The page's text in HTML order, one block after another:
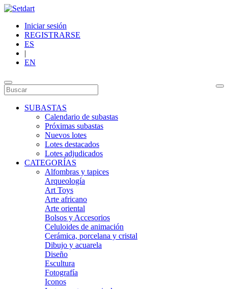
Iniciar sesión
REGISTRARSE
ES
|
EN
SUBASTAS
Calendario de subastas
Próximas subastas
Nuevos lotes
Lotes destacados
Lotes adjudicados
CATEGORÍAS
Alfombras y tapices
Arqueología
Art Toys
Arte africano
Arte oriental
Bolsos y Accesorios
Celuloides de animación
Cerámica, porcelana y cristal
Dibujo y acuarela
Diseño
Escultura
Fotografía
Iconos